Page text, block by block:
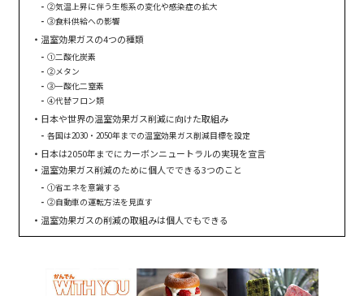
②気温上昇に伴う生態系の変化や感染症の拡大
③食料供給への影響
温室効果ガスの4つの種類
①二酸化炭素
②メタン
③一酸化二窒素
④代替フロン類
日本や世界の温室効果ガス削減に向けた取組み
各国は2030・2050年までの温室効果ガス削減目標を設定
日本は2050年までにカーボンニュートラルの実現を宣言
温室効果ガス削減のために個人でできる3つのこと
①省エネを意識する
②自動車の運転方法を見直す
温室効果ガスの削減の取組みは個人でもできる